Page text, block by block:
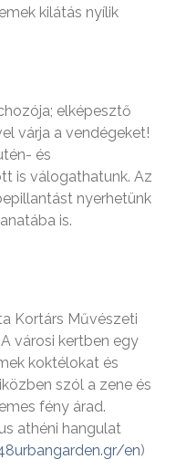
kilátás nyílik
elképesztő
várja a vendégeket!
és
is válogathatunk. Az
nyerhetünk
is.
Kortárs Művészeti
városi kertben egy
koktélokat és
szól a zene és
fény árad.
athéni hangulat
en)